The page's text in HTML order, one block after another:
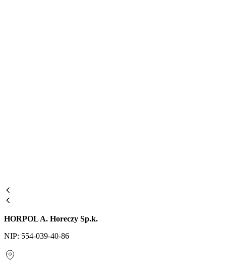
HORPOL A. Horeczy Sp.k.
NIP: 554-039-40-86